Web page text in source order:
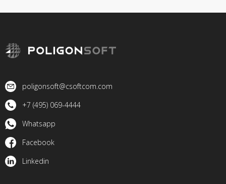
poligonsoft@csoftcom.com
+7 (495) 069-4444
Whatsapp
Facebook
Linkedin